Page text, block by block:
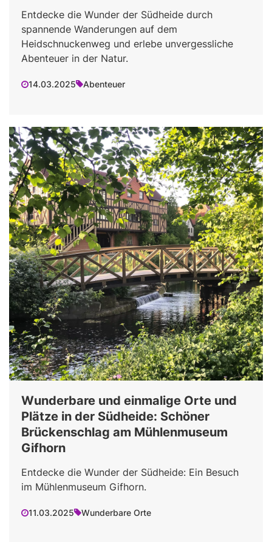
Entdecke die Wunder der Südheide durch
spannende Wanderungen auf dem
Heidschnuckenweg und erlebe unvergessliche
Abenteuer in der Natur.
14.03.2025 Abenteuer
Wunderbare und einmalige Orte und
Plätze in der Südheide: Schöner
Brückenschlag am Mühlenmuseum
Gifhorn
Entdecke die Wunder der Südheide: Ein Besuch
im Mühlenmuseum Gifhorn.
11.03.2025 Wunderbare Orte